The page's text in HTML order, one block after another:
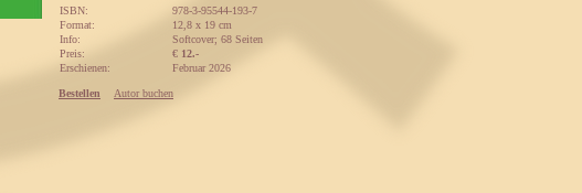
ISBN:
978-3-95544-193-7
Format:
12,8 x 19 cm
Info:
Softcover; 68 Seiten
Preis:
€ 12.-
Erschienen:
Februar 2026
Bestellen Autor buchen